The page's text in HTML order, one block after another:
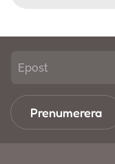
Prenumerera